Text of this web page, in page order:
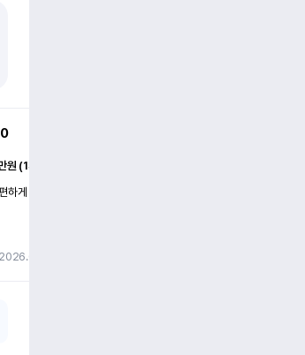
(1개월)
하게 잘이용했습니다!
2026.07.08